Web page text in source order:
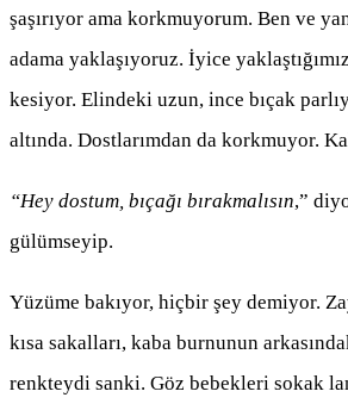
şaşırıyor ama korkmuyorum. Ben ve
adama yaklaşıyoruz. İyice
kesiyor. Elindeki uzun, ince bıçak
altında. Dostlarımdan da korkmuyor.
“Hey dostum, bıçağı bırakmalısın,”
gülümseyip.
Yüzüme bakıyor, hiçbir şey demiyor.
kısa sakalları, kaba burnunun
renkteydi sanki. Göz bebekleri sokak